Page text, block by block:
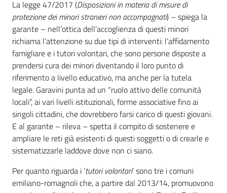
La legge 47/2017 (Disposizioni in materia di misure di
protezione dei minori stranieri non accompagnati) – spiega la
garante – nell’ottica dell’accoglienza di questi minori
richiama l’attenzione su due tipi di interventi: l’affidamento
famigliare e i tutori volontari, che sono persone disposte a
prendersi cura dei minori diventando il loro punto di
riferimento a livello educativo, ma anche per la tutela
legale. Garavini punta ad un “ruolo attivo delle comunità
locali”, ai vari livelli istituzionali, forme associative fino ai
singoli cittadini, che dovrebbero farsi carico di questi giovani.
E al garante – rileva – spetta il compito di sostenere e
ampliare le reti già esistenti di questi soggetti o di crearle e
sistematizzarle laddove dove non ci siano.
Per quanto riguarda i ‘tutori volontari’ sono tre i comuni
emiliano-romagnoli che, a partire dal 2013/14, promuovono